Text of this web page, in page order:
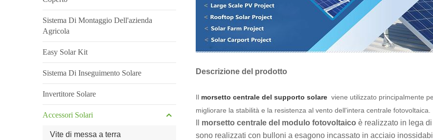
Descrizione del prodotto
Il morsetto centrale del supporto solare viene utilizzato principalmente
migliorare la stabilità e la resistenza al vento dell'intera centrale fotovoltaica.
morsetto centrale del modulo fotovoltaico è realizzato in lega
sono realizzati con bulloni a esagono incassato in acciaio
Sistema Di Montaggio Dell'azienda
Agricola
Easy Solar Kit
Sistema Di Inseguimento Solare
Invertitore Solare
Accessori Solari
Vite di messa a terra